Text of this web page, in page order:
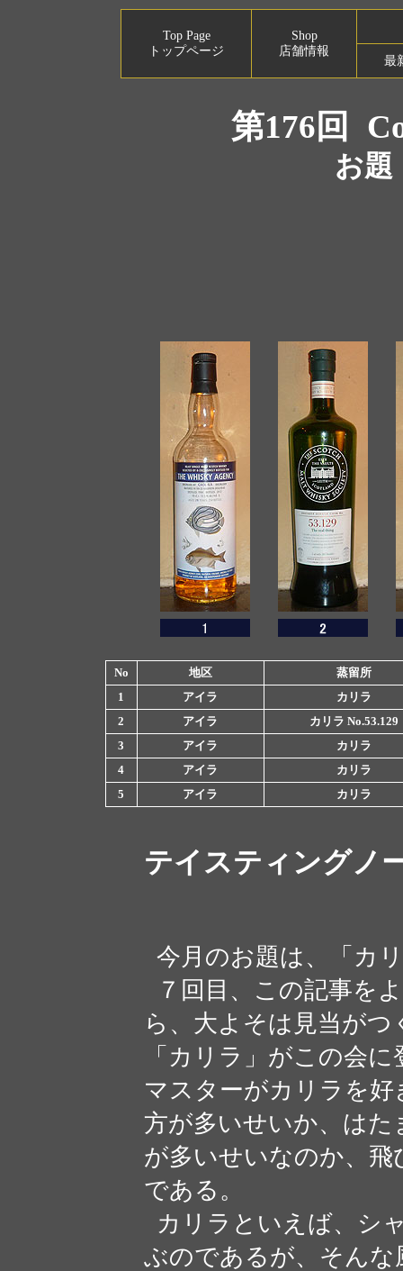
Top Page
トップページ
Shop
店舗情報
最
第176回
お題
No 地区
蒸留所
1
アイラ
カリラ
2
アイラ
カリラ No.53.129
3
アイラ
カリラ
4
アイラ
カリラ
5
アイラ カリラ
テイスティングノ
今月のお題は、「カ
７回目、この記事を
ら、大よそは見当が
「カリラ」がこの会
マスターがカリラを
方が多いせいか、は
が多いせいなのか、飛
である。
カリラといえば、シ
ぶのであるが、そんな